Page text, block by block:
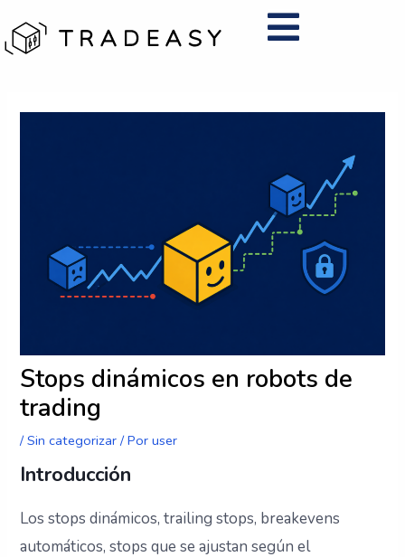
contenido
Stops dinámicos en robots de
trading
/Sin categorizar / Poruser
Introducción
Los stops dinámicos, trailing stops, breakevens
automáticos, stops que se ajustan según el